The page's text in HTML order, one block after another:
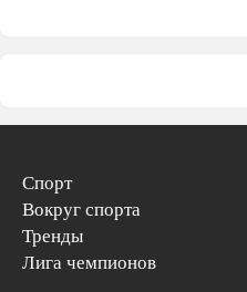
Спорт
Вокруг спорта
Тренды
Лига чемпионов